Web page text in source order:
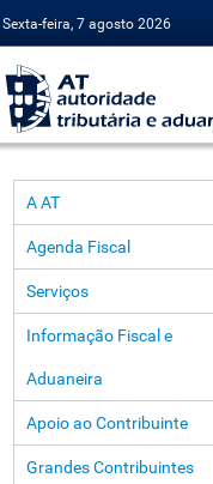
Sexta-feira, 7 agosto 2026
A AT
Agenda Fiscal
Serviços
Informação Fiscal e
Aduaneira
Apoio ao Contribuinte
Grandes Contribuintes